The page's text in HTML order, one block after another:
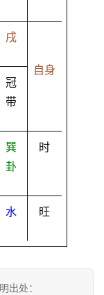
戌
冠
带
自身
巽
卦
时
水 旺
出处：